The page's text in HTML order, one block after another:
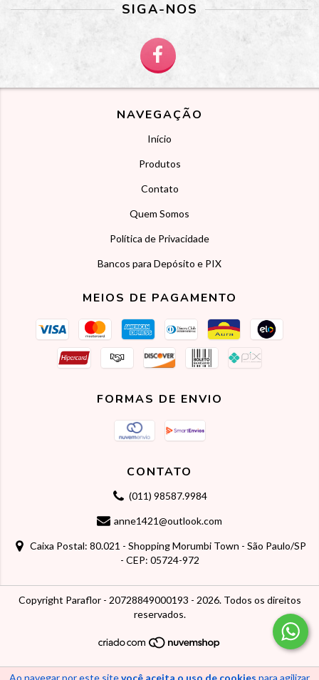
Ao navegar por este sitevocê aceita o uso de cookies para agilizar
SIGA-NOS
NAVEGAÇÃO
Início
Produtos
Contato
Quem Somos
Política de Privacidade
Bancos para Depósito e PIX
MEIOS DE PAGAMENTO
FORMAS DE ENVIO
CONTATO
(011) 98587.9984
anne1421@outlook.com
Caixa Postal: 80.021 - Shopping Morumbi Town - São Paulo/SP
- CEP: 05724-972
Copyright Paraflor - 20728849000193 - 2026. Todos os direitos
reservados.